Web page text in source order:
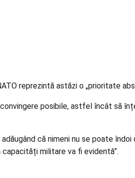
reprezintă astăzi o „prioritate
posibile, astfel încât să
că nimeni nu se poate
militare va fi evidentă”.